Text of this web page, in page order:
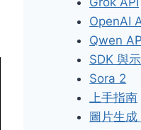
OpenAI
Qwen
SDK 與
Sora 2
上手指南
圖片生成